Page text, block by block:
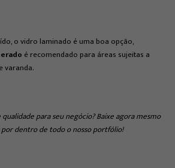
o vidro laminado é uma boa opção,
é recomendado para áreas sujeitas a
varanda.
para seu negócio? Baixe agora mesmo
dentro de todo o nosso portfólio!